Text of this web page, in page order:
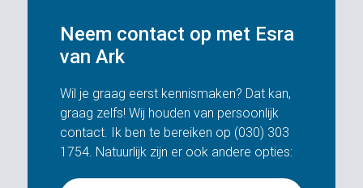
Neem contact op met Esra
van Ark
Wil je graag eerst kennismaken? Dat kan,
graag zelfs! Wij houden van persoonlijk
contact. Ik ben te bereiken op (030) 303
1754. Natuurlijk zijn er ook andere opties: